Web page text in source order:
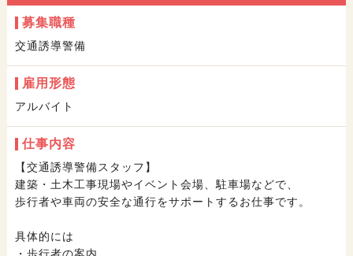
人気の条件につき応募殺到中♪
Ｗワーク歓迎 面接交通費支給 入社祝い金あり 学生歓迎
週2～3日OK 週4日以上 日払いOK 週払いOK
65歳以上活躍中
募集職種
交通誘導警備
雇用形態
アルバイト
仕事内容
【交通誘導警備スタッフ】
建築・土木工事現場やイベント会場、駐車場などで、
歩行者や車両の安全な通行をサポートするお仕事です。
具体的には